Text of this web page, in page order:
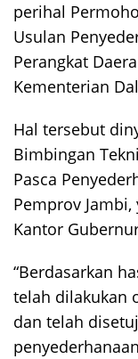
perihal
Usulan
Perangkat
Kementerian
Hal tersebut
Bimbingan
Pasca
Pemprov
Kantor
“Berdasarkan
telah dilakukan
dan telah